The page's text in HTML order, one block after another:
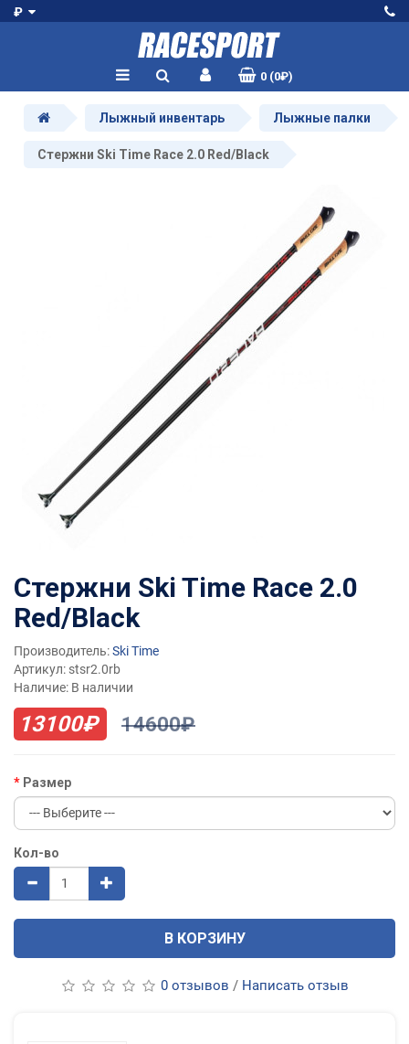
₽
0 (0₽)
Лыжный инвентарь Лыжные палки
Стержни Ski Time Race 2.0 Red/Black
Стержни Ski Time Race 2.0
Red/Black
Производитель:Ski Time
Артикул: stsr2.0rb
Наличие: В наличии
13100₽ 14600₽
Размер
Кол-во
В КОРЗИНУ
0 отзывов / Написать отзыв